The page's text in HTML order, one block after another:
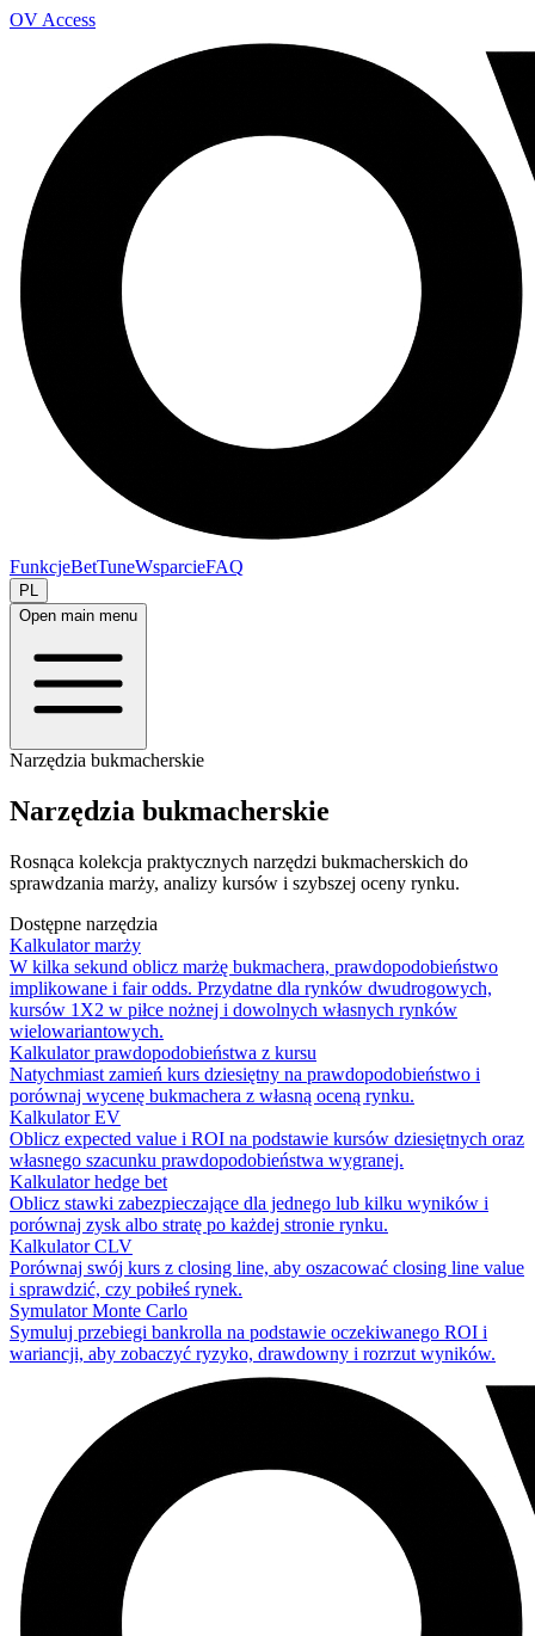
OV Access
FunkcjeBetTuneWsparcieFAQ
PL
Open main menu
Narzędzia bukmacherskie
Narzędzia bukmacherskie
Rosnąca kolekcja praktycznych narzędzi bukmacherskich do
sprawdzania marży, analizy kursów i szybszej oceny rynku.
Dostępne narzędzia
Kalkulator marży
W kilka sekund oblicz marżę bukmachera, prawdopodobieństwo
implikowane i fair odds. Przydatne dla rynków dwudrogowych,
kursów 1X2 w piłce nożnej i dowolnych własnych rynków
wielowariantowych.
Kalkulator prawdopodobieństwa z kursu
Natychmiast zamień kurs dziesiętny na prawdopodobieństwo i
porównaj wycenę bukmachera z własną oceną rynku.
Kalkulator EV
Oblicz expected value i ROI na podstawie kursów dziesiętnych oraz
własnego szacunku prawdopodobieństwa wygranej.
Kalkulator hedge bet
Oblicz stawki zabezpieczające dla jednego lub kilku wyników i
porównaj zysk albo stratę po każdej stronie rynku.
Kalkulator CLV
Porównaj swój kurs z closing line, aby oszacować closing line value
i sprawdzić, czy pobiłeś rynek.
Symulator Monte Carlo
Symuluj przebiegi bankrolla na podstawie oczekiwanego ROI i
wariancji, aby zobaczyć ryzyko, drawdowny i rozrzut wyników.